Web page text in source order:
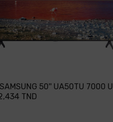
50'' UA50TU 7000 U
TND